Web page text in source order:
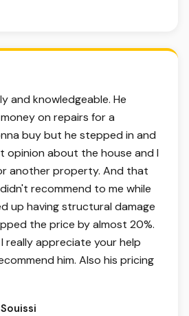
and knowledgeable. He
on repairs for a
buy but he stepped in and
opinion about the house and I
another property. And that
recommend to me while
up having structural damage
the price by almost 20%.
really appreciate your help
him. Also his pricing